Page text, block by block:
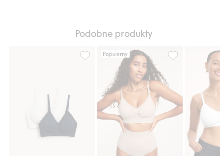
Podobne produkty
Stanik do karmienia, 2-pak, Dodaj do listy
Popularny
Stanik do